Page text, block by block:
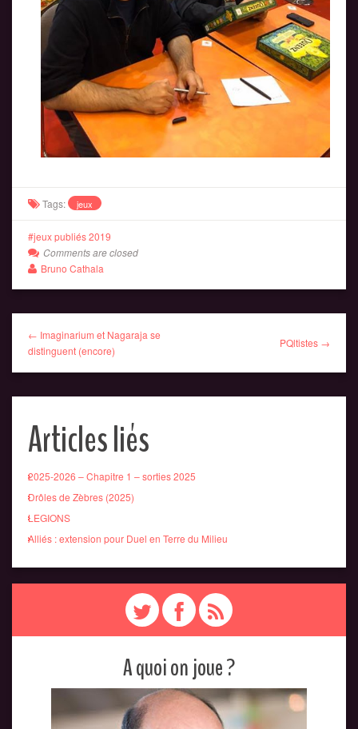
Tags: jeux
jeux publiés 2019
Comments are closed
Bruno Cathala
← Imaginarium et Nagaraja se
distinguent (encore)
PQltistes →
Articles liés
2025-2026 – Chapitre 1 – sorties 2025
Drôles de Zèbres (2025)
LEGIONS
Alliés : extension pour Duel en Terre du Milieu
A quoi on joue ?